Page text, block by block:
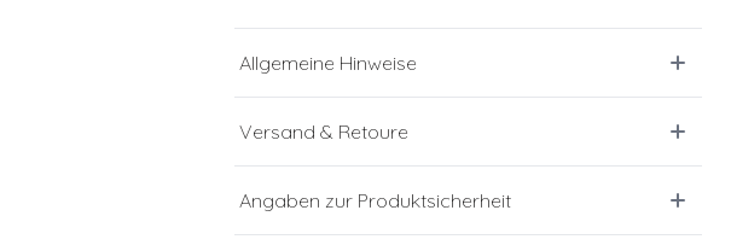
Allgemeine Hinweise
Versand & Retoure
Angaben zur Produktsicherheit